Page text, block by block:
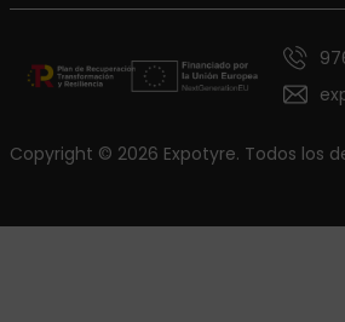
Copyright © 2026 Expotyre. Todos los